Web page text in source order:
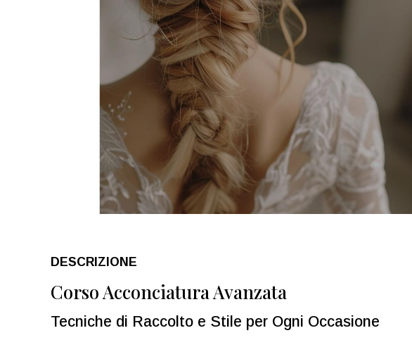
DESCRIZIONE
Corso Acconciatura Avanzata
Tecniche di Raccolto e Stile per Ogni Occasione